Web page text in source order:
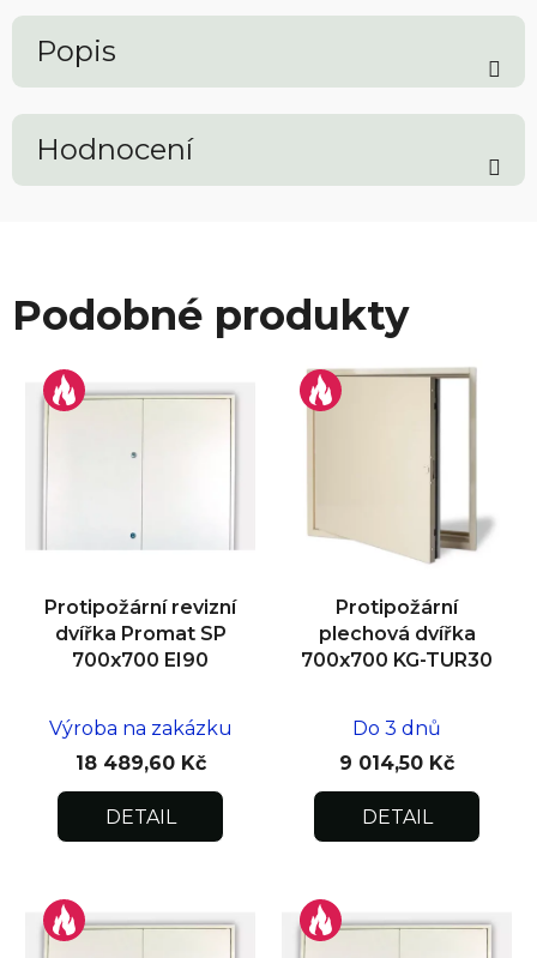
Popis
Hodnocení
Podobné produkty
Protipožární revizní
dvířka Promat SP
700x700 EI90
Výroba na zakázku
18 489,60 Kč
DETAIL
Protipožární
plechová dvířka
700x700 KG-TUR30
Do 3 dnů
9 014,50 Kč
DETAIL